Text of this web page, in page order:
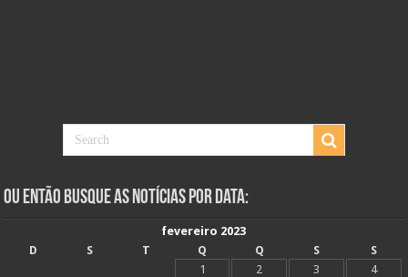
Ou Então Busque as Notícias Por Data:
fevereiro 2023
D
S T Q Q S
S
1
2 3
4